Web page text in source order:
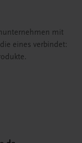
mit
eines verbindet: